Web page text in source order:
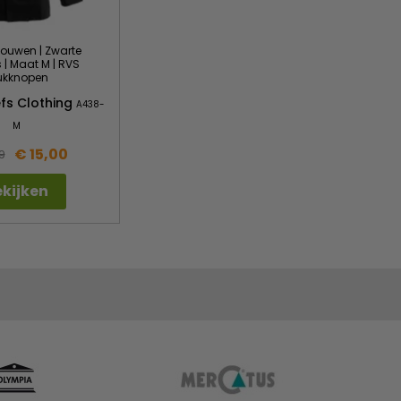
| Zwarte
Maat M | RVS
Clothing A438-
M
€ 15,00